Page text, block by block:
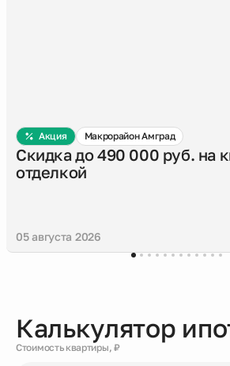
Акция Макрорайон Амград
Скидка до 490 000 руб. на
отделкой
05 августа 2026
Калькулятор
Стоимость квартиры, ₽